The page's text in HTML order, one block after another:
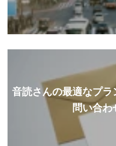
音読さんの最適なプ
問い合わ